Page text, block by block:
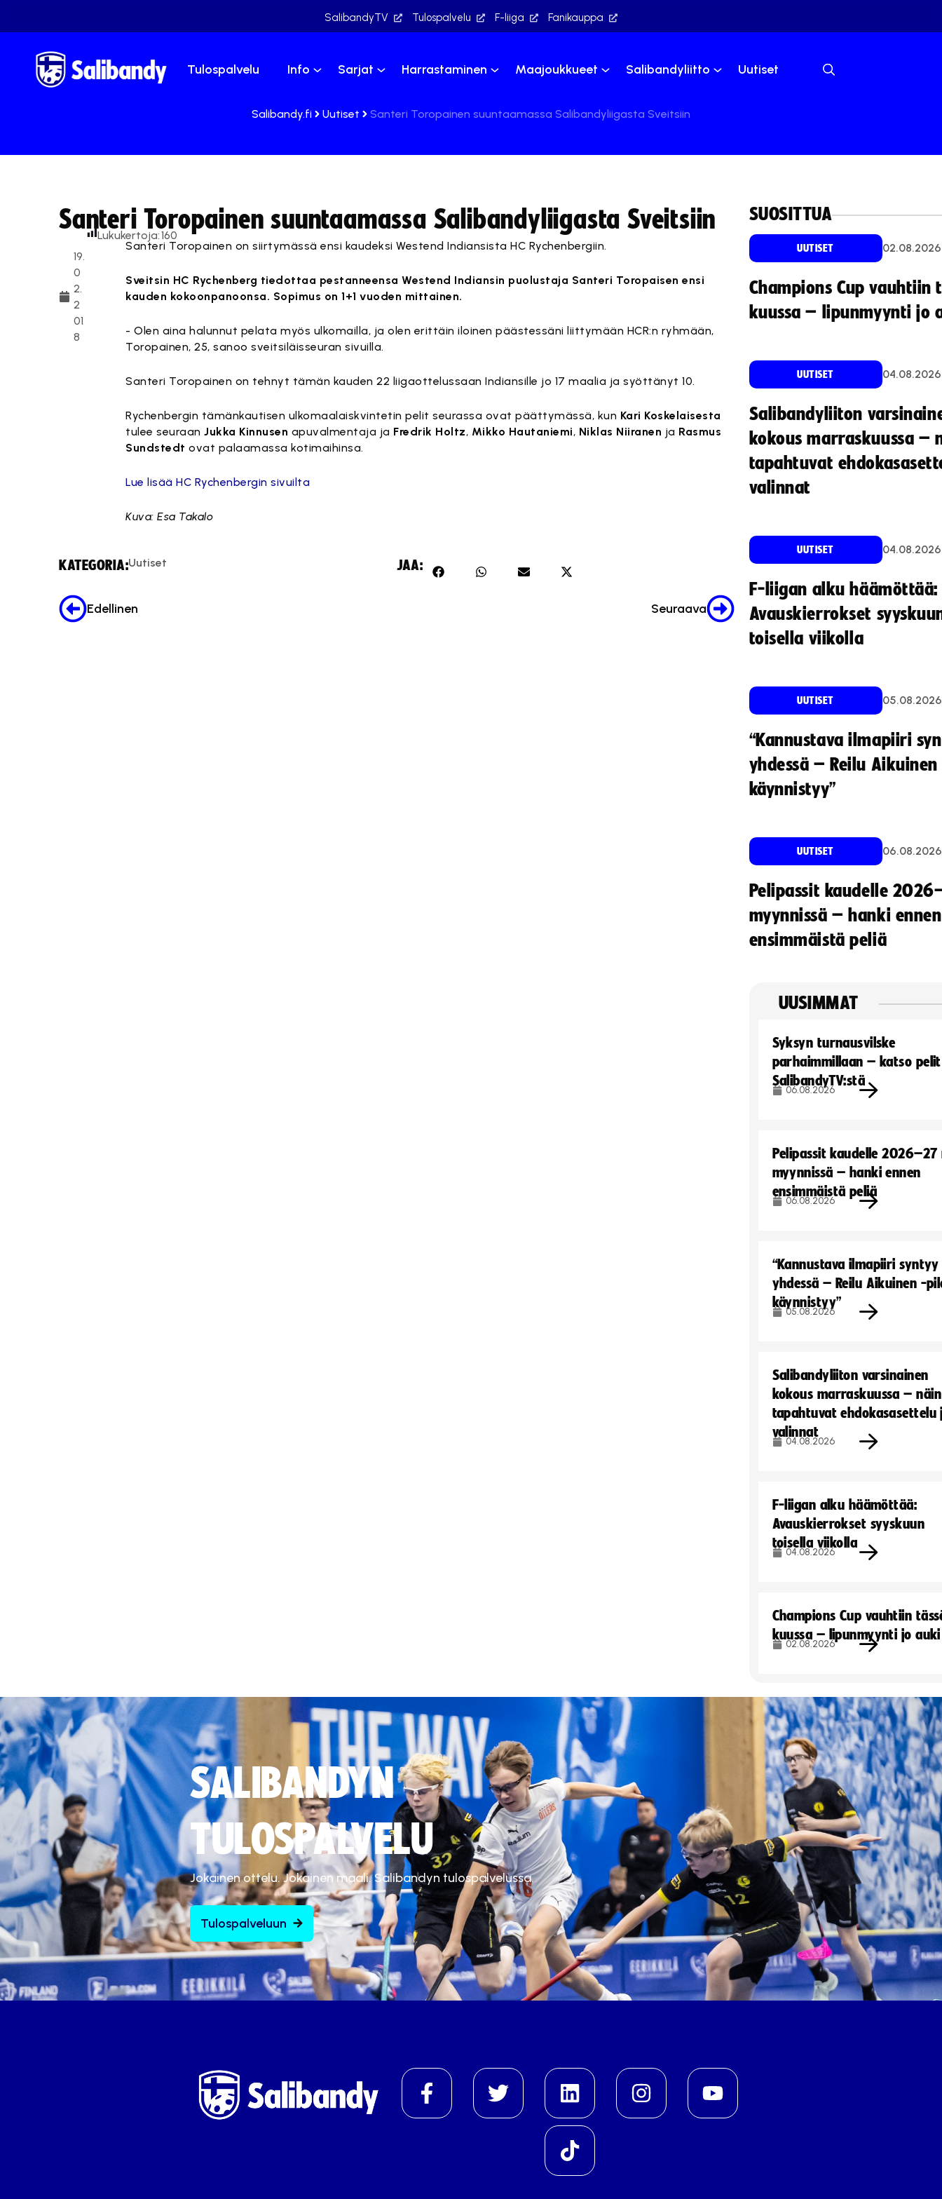
SalibandyTV Tulospalvelu F-liiga Fanikauppa
Tulospalvelu Info Sarjat Harrastaminen Maajoukkueet Salibandyliitto Uutiset
Salibandy.fi Uutiset Santeri Toropainen suuntaamassa Salibandyliigasta Sveitsiin
Santeri Toropainen suuntaamassa Salibandyliigasta Sveitsiin
19.
0
2.
2
01
8
Lukukertoja:160
Santeri Toropainen on siirtymässä ensi kaudeksi Westend Indiansista HC Rychenbergiin.
Sveitsin HC Rychenberg tiedottaa pestanneensa Westend Indiansin puolustaja Santeri Toropaisen ensi
kauden kokoonpanoonsa. Sopimus on 1+1 vuoden mittainen.
- Olen aina halunnut pelata myös ulkomailla, ja olen erittäin iloinen päästessäni liittymään HCR:n ryhmään,
Toropainen, 25, sanoo sveitsiläisseuran sivuilla.
Santeri Toropainen on tehnyt tämän kauden 22 liigaottelussaan Indiansille jo 17 maalia ja syöttänyt 10.
Rychenbergin tämänkautisen ulkomaalaiskvintetin pelit seurassa ovat päättymässä, kun Kari Koskelaisesta
tulee seuraanJukka Kinnusen apuvalmentaja ja Fredrik Holtz, Mikko Hautaniemi, Niklas Niiranen ja Rasmus
Sundstedt ovat palaamassa kotimaihinsa.
Lue lisää HC Rychenbergin sivuilta
Kuva: Esa Takalo
KATEGORIA:Uutiset JAA:
Edellinen Seuraava
SUOSITTUA
UUTISET 02.08.2026
Champions Cup vauhtiin
kuussa – lipunmyynti jo
UUTISET 04.08.2026
Salibandyliiton
kokous marraskuussa –
tapahtuvat
valinnat
UUTISET 04.08.2026
F-liigan alku häämöttää:
Avauskierrokset
toisella viikolla
UUTISET 05.08.2026
“Kannustava ilmapiiri
yhdessä – Reilu
käynnistyy”
UUTISET 06.08.2026
Pelipassit kaudelle
myynnissä – hanki ennen
ensimmäistä peliä
UUSIMMAT
Syksyn turnausvilske
parhaimmillaan – katso pelit
SalibandyTV:stä
06.08.2026
Pelipassit kaudelle
myynnissä – hanki ennen
ensimmäistä peliä
06.08.2026
“Kannustava ilmapiiri syntyy
yhdessä – Reilu Aikuinen -
käynnistyy”
05.08.2026
Salibandyliiton varsinainen
kokous marraskuussa – näin
tapahtuvat ehdokasasettelu
valinnat
04.08.2026
F-liigan alku häämöttää:
Avauskierrokset syyskuun
toisella viikolla
04.08.2026
Champions Cup vauhtiin
kuussa – lipunmyynti jo auki
02.08.2026
SALIBANDYN
TULOSPALVELU
Jokainen ottelu. Jokainen maali. Salibandyn tulospalvelussa.
Tulospalveluun